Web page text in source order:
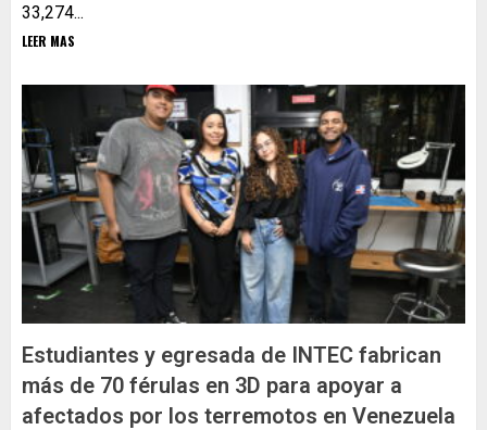
33,274...
LEER MAS
Estudiantes y egresada de INTEC fabrican
más de 70 férulas en 3D para apoyar a
afectados por los terremotos en Venezuela